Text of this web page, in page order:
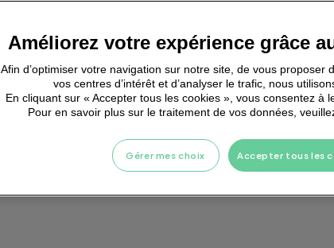
Améliorez votre expérience grâce
Afin d’optimiser votre navigation sur notre site, de vous proposer
vos centres d’intérêt et d’analyser le trafic, nous
En cliquant sur « Accepter tous les cookies », vous consentez à
Pour en savoir plus sur le traitement de vos données,
Accepter tous les
Gérer mes choix